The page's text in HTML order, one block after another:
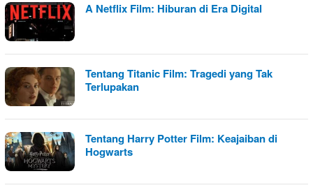
A Netflix Film: Hiburan di Era Digital
Tentang Titanic Film: Tragedi yang Tak
Terlupakan
Tentang Harry Potter Film: Keajaiban di
Hogwarts